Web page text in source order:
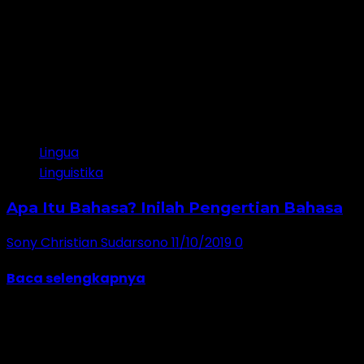
Lingua
Linguistika
Apa Itu Bahasa? Inilah Pengertian Bahasa
Sony Christian Sudarsono11/10/20190
Baca selengkapnya